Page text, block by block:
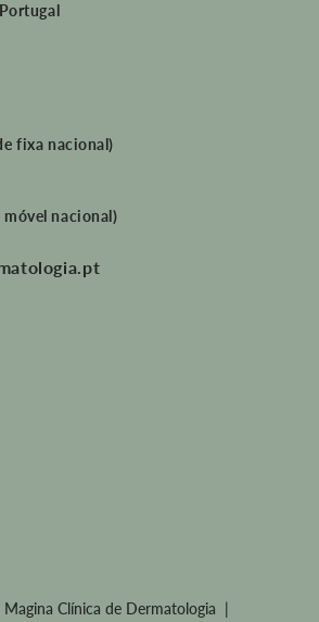
fixa nacional)
móvel nacional)
Clínica de Dermatologia |